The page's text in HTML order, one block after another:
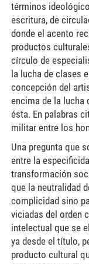
términos
escritura, de
donde el acento
productos
círculo de
la lucha de clases
concepción del
encima de la lucha
ésta. En palabras
militar entre los
Una pregunta que
entre la
transformación
que la neutralidad
complicidad sino
viciadas del orden
intelectual que se
ya desde el título,
producto cultural